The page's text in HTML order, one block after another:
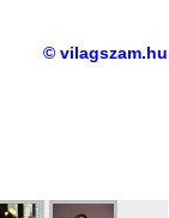
© vilagszam.hu